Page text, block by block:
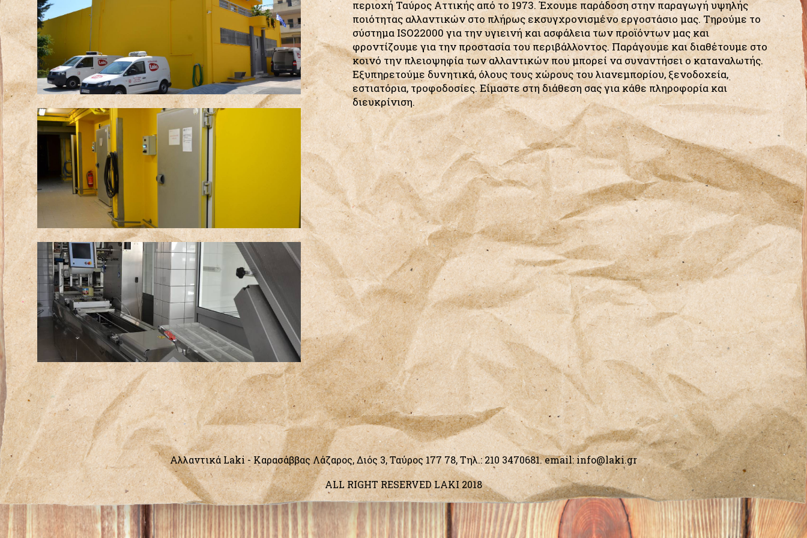
περιοχή Ταύρος Αττικής από το 1973. Έχουμε παράδοση στην παραγωγή υψηλής
ποιότητας αλλαντικών στο πλήρως εκσυγχρονισμένο εργοστάσιο μας. Τηρούμε το
σύστημα ISO22000 για την υγιεινή και ασφάλεια των προϊόντων μας και
φροντίζουμε για την προστασία του περιβάλλοντος. Παράγουμε και διαθέτουμε στο
κοινό την πλειοψηφία των αλλαντικών που μπορεί να συναντήσει ο καταναλωτής.
Εξυπηρετούμε δυνητικά, όλους τους χώρους του λιανεμπορίου, ξενοδοχεία,
εστιατόρια, τροφοδοσίες. Είμαστε στη διάθεση σας για κάθε πληροφορία και
διευκρίνιση.
Αλλαντικά Laki - Kαρασάββας Λάζαρος, Διός 3, Ταύρος 177 78, Τηλ.:210 3470681. email:info@laki.gr
ALL RIGHT RESERVED LAKI 2018